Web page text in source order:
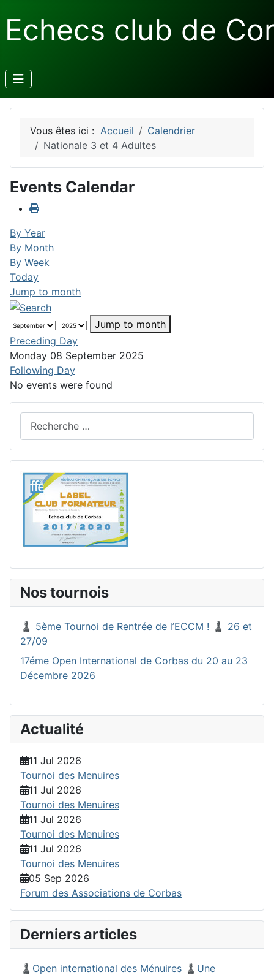
Echecs club de
Vous êtes ici : Accueil
Calendrier
Nationale 3 et 4 Adultes
Events Calendar
By Year
By Month
By Week
Today
Jump to month
Jump to month
Preceding Day
Monday 08 September 2025
Following Day
No events were found
Nos tournois
♟️ 5ème Tournoi de Rentrée de l’ECCM ! ♟️ 26 et
27/09
17éme Open International de Corbas du 20 au 23
Décembre 2026
Actualité
11 Jul 2026
Tournoi des Menuires
11 Jul 2026
Tournoi des Menuires
11 Jul 2026
Tournoi des Menuires
11 Jul 2026
Tournoi des Menuires
05 Sep 2026
Forum des Associations de Corbas
Derniers articles
♟️Open international des Ménuires ♟️Une